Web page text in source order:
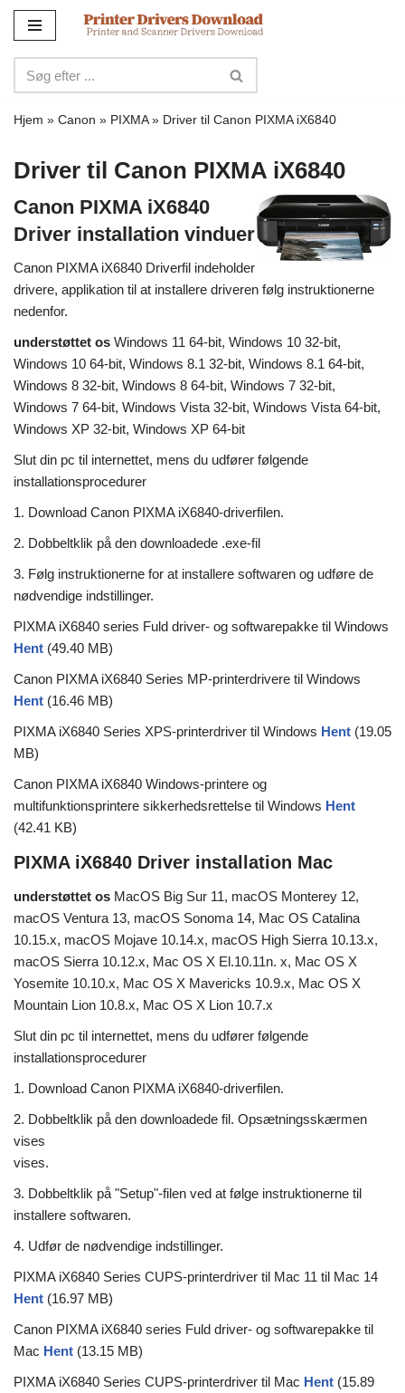
indhold
Hjem » Canon » PIXMA» Driver til Canon PIXMA iX6840
Driver til Canon PIXMA iX6840
Canon PIXMA iX6840
Driver installation vinduer
Canon PIXMA iX6840 Driverfil indeholder
drivere, applikation til at installere driveren følg instruktionerne
nedenfor.
understøttet os Windows 11 64-bit, Windows 10 32-bit,
Windows 10 64-bit, Windows 8.1 32-bit, Windows 8.1 64-bit,
Windows 8 32-bit, Windows 8 64-bit, Windows 7 32-bit,
Windows 7 64-bit, Windows Vista 32-bit, Windows Vista 64-bit,
Windows XP 32-bit, Windows XP 64-bit
Slut din pc til internettet, mens du udfører følgende
installationsprocedurer
1. Download Canon PIXMA iX6840-driverfilen.
2. Dobbeltklik på den downloadede .exe-fil
3. Følg instruktionerne for at installere softwaren og udføre de
nødvendige indstillinger.
PIXMA iX6840 series Fuld driver- og softwarepakke til Windows
Hent (49.40 MB)
Canon PIXMA iX6840 Series MP-printerdrivere til Windows
Hent (16.46 MB)
PIXMA iX6840 Series XPS-printerdriver til Windows Hent (19.05
MB)
Canon PIXMA iX6840 Windows-printere og
multifunktionsprintere sikkerhedsrettelse til Windows Hent
(42.41 KB)
PIXMA iX6840 Driver installation Mac
understøttet os MacOS Big Sur 11, macOS Monterey 12,
macOS Ventura 13, macOS Sonoma 14, Mac OS Catalina
10.15.x, macOS Mojave 10.14.x, macOS High Sierra 10.13.x,
macOS Sierra 10.12.x, Mac OS X El.10.11n. x, Mac OS X
Yosemite 10.10.x, Mac OS X Mavericks 10.9.x, Mac OS X
Mountain Lion 10.8.x, Mac OS X Lion 10.7.x
Slut din pc til internettet, mens du udfører følgende
installationsprocedurer
1. Download Canon PIXMA iX6840-driverfilen.
2. Dobbeltklik på den downloadede fil. Opsætningsskærmen
vises
vises.
3. Dobbeltklik på "Setup"-filen ved at følge instruktionerne til
installere softwaren.
4. Udfør de nødvendige indstillinger.
PIXMA iX6840 Series CUPS-printerdriver til Mac 11 til Mac 14
Hent (16.97 MB)
Canon PIXMA iX6840 series Fuld driver- og softwarepakke til
Mac Hent (13.15 MB)
PIXMA iX6840 Series CUPS-printerdriver til Mac Hent (15.89